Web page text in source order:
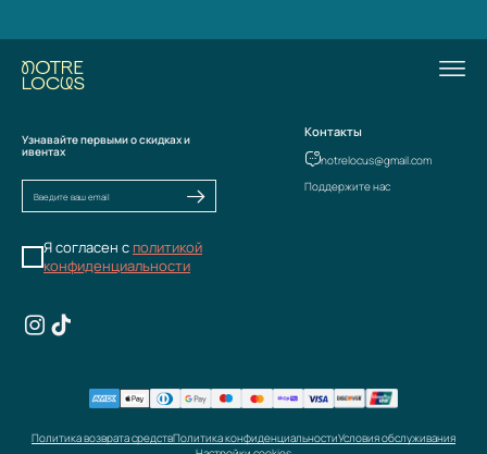
Узнавайте первыми о скидках и
ивентах
Я согласен с политикой
конфиденциальности
Контакты
notrelocus@gmail.com
Поддержите нас
Политика возврата средствПолитика конфиденциальностиУсловия обслуживания